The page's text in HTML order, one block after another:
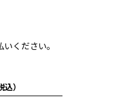
ください。
）